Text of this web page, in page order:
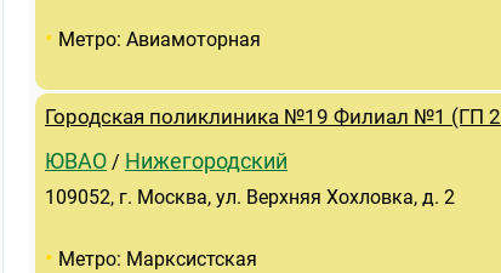
• Метро: Авиамоторная
Городская поликлиника №19 Филиал №1 (ГП
ЮВАО / Нижегородский
109052, г. Москва, ул. Верхняя Хохловка, д. 2
• Метро: Марксистская